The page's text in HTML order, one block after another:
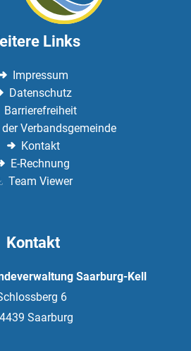
Links
Impressum
Datenschutz
Barrierefreiheit
Verbandsgemeinde
Kontakt
E-Rechnung
Team Viewer
Kontakt
Saarburg-Kell
6
Saarburg